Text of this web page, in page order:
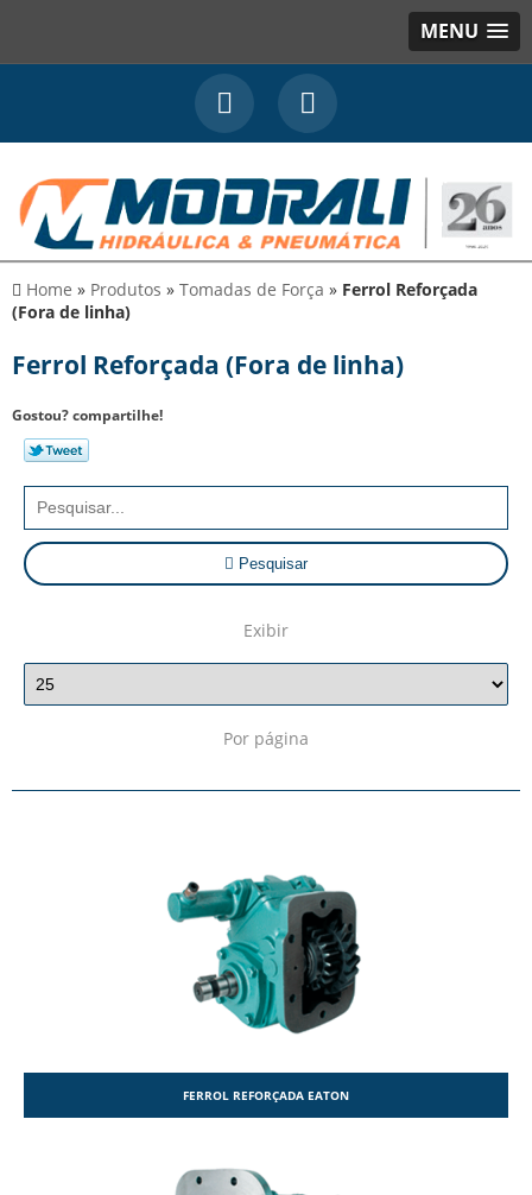
MENU
Home » Produtos » Tomadas de Força » Ferrol Reforçada
(Fora de linha)
Ferrol Reforçada (Fora de linha)
Gostou? compartilhe!
Pesquisar
Exibir
Por página
FERROL REFORÇADA EATON